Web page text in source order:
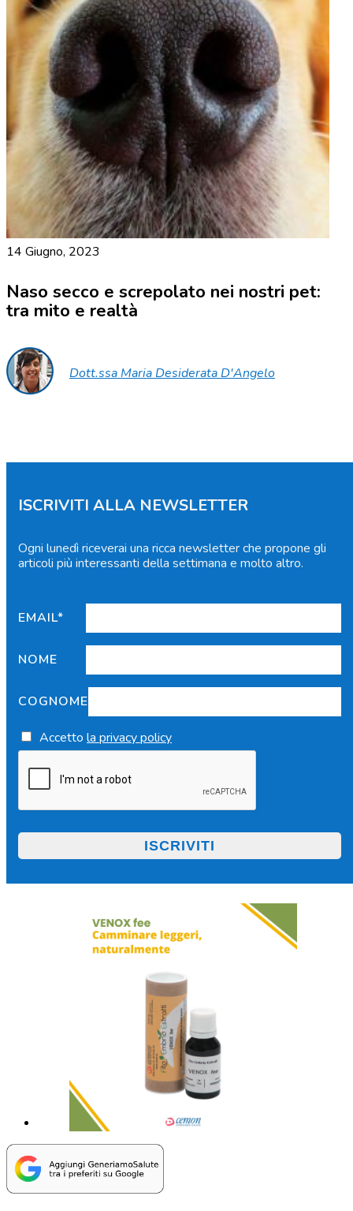
14 Giugno, 2023
Naso secco e screpolato nei nostri pet:
tra mito e realtà
Dott.ssa Maria Desiderata D'Angelo
ISCRIVITI ALLA NEWSLETTER
Ogni lunedì riceverai una ricca newsletter che propone gli
articoli più interessanti della settimana e molto altro.
EMAIL*
NOME
COGNOME
Accetto la privacy policy